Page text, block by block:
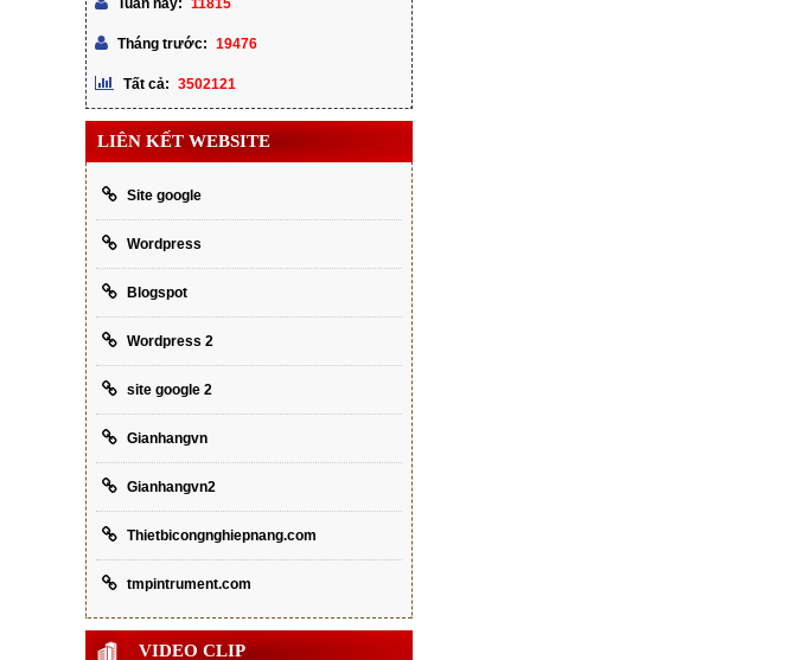
Tuần này: 11815
Tháng trước: 19476
Tất cả: 3502121
LIÊN KẾT WEBSITE
Site google
Wordpress
Blogspot
Wordpress 2
site google 2
Gianhangvn
Gianhangvn2
Thietbicongnghiepnang.com
tmpintrument.com
VIDEO CLIP